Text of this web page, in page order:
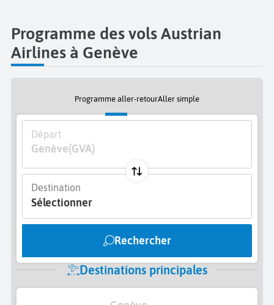
Programme des vols Austrian
Airlines à Genève
Programme aller-retourAller simple
Départ
Genève(GVA)
Destination
Sélectionner
Rechercher
Destinations principales